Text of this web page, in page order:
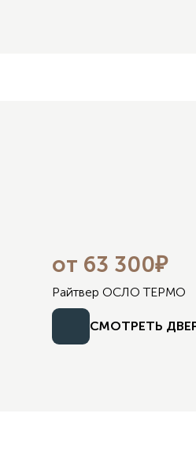
от 63 300₽
Райтвер ОСЛО ТЕРМО
СМОТРЕТЬ